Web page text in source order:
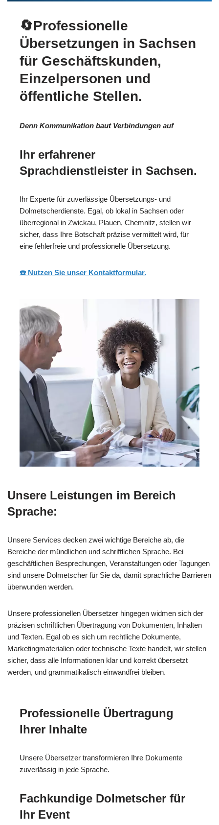
🔄Professionelle
Übersetzungen in Sachsen
für Geschäftskunden,
Einzelpersonen und
öffentliche Stellen.
Denn Kommunikation baut Verbindungen auf
Ihr erfahrener
Sprachdienstleister in Sachsen.
Ihr Experte für zuverlässige Übersetzungs- und
Dolmetscherdienste. Egal, ob lokal in Sachsen oder
überregional in Zwickau, Plauen, Chemnitz, stellen wir
sicher, dass Ihre Botschaft präzise vermittelt wird, für
eine fehlerfreie und professionelle Übersetzung.
☎️ Nutzen Sie unser Kontaktformular.
Unsere Leistungen im Bereich
Sprache:
Unsere Services decken zwei wichtige Bereiche ab, die
Bereiche der mündlichen und schriftlichen Sprache. Bei
geschäftlichen Besprechungen, Veranstaltungen oder Tagungen
sind unsere Dolmetscher für Sie da, damit sprachliche Barrieren
überwunden werden.
Unsere professionellen Übersetzer hingegen widmen sich der
präzisen schriftlichen Übertragung von Dokumenten, Inhalten
und Texten. Egal ob es sich um rechtliche Dokumente,
Marketingmaterialien oder technische Texte handelt, wir stellen
sicher, dass alle Informationen klar und korrekt übersetzt
werden, und grammatikalisch einwandfrei bleiben.
Professionelle Übertragung
Ihrer Inhalte
Unsere Übersetzer transformieren Ihre Dokumente
zuverlässig in jede Sprache.
Fachkundige Dolmetscher für
Ihr Event